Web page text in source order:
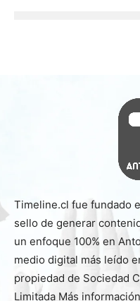
Timeline.cl fue fundado
sello de generar
un enfoque 100% en
medio digital más leído
propiedad de Sociedad
Limitada Más